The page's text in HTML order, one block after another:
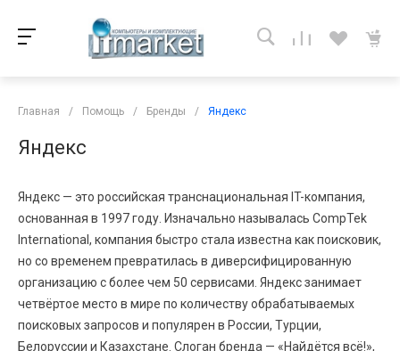
Главная / Помощь / Бренды / Яндекс
Яндекс
Яндекс — это российская транснациональная IT-компания,
основанная в 1997 году. Изначально называлась CompTek
International, компания быстро стала известна как поисковик,
но со временем превратилась в диверсифицированную
организацию с более чем 50 сервисами. Яндекс занимает
четвёртое место в мире по количеству обрабатываемых
поисковых запросов и популярен в России, Турции,
Белоруссии и Казахстане. Слоган бренда — «Найдётся всё!»,